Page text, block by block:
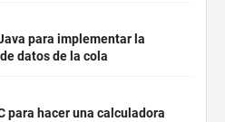
para implementar la
datos de la cola
para hacer una calculadora